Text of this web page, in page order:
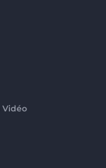
Vidéo